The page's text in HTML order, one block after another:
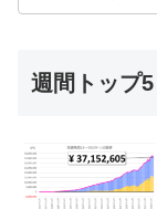
週間トップ5